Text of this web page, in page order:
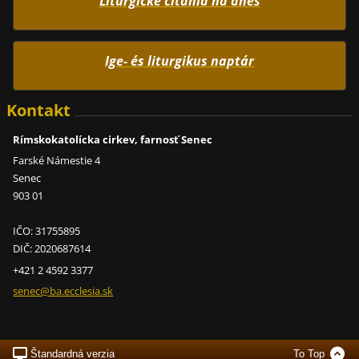
Ige- és liturgikus naptár
Kontakt
Rímskokatolícka cirkev, farnosť Senec
Farské Námestie 4
Senec
903 01
IČO: 31755895
DIČ: 2020687614
+421 2 4592 3377
senec@ba.ecclesia.sk
Štandardná verzia To Top